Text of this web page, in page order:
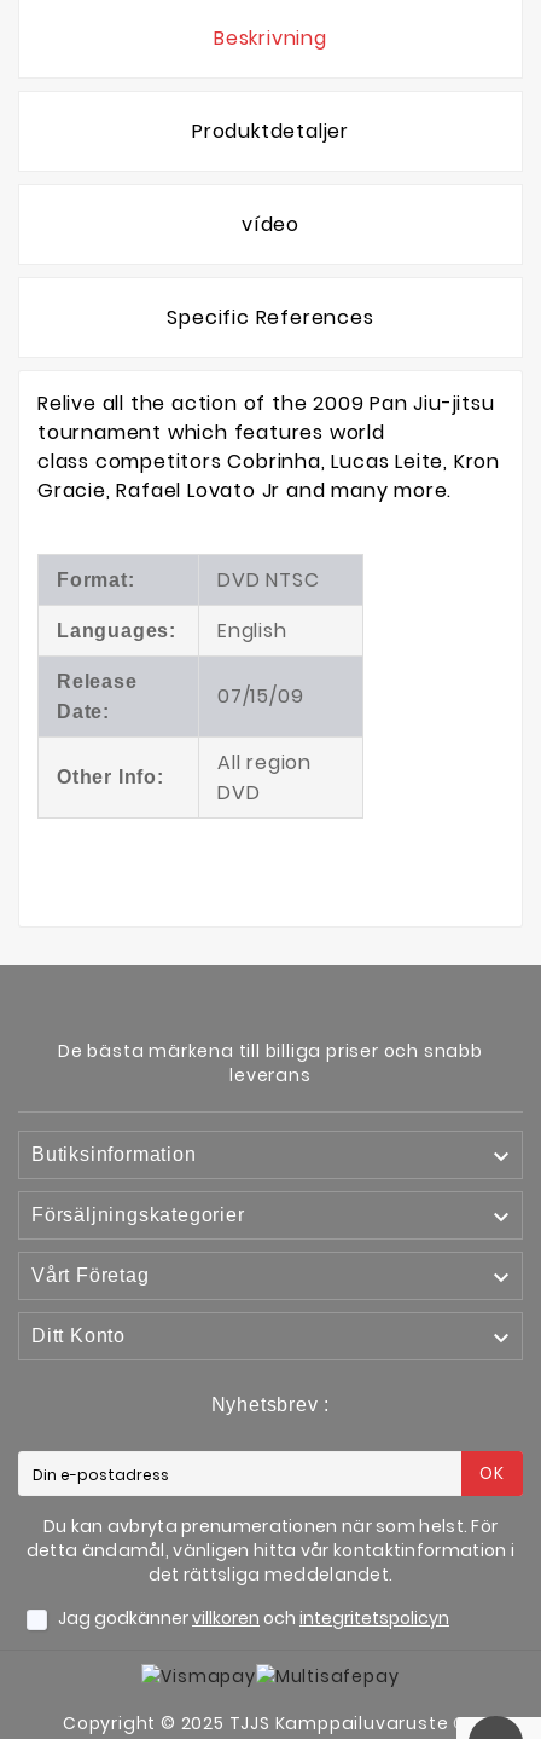
Beskrivning
Produktdetaljer
vídeo
Specific References
Relive all the action of the 2009 Pan Jiu-jitsu
tournament which features world
class competitors Cobrinha, Lucas Leite, Kron
Gracie, Rafael Lovato Jr and many more.
Format: DVD NTSC
Languages: English
Release
Date:
07/15/09
Other Info:
All region
DVD
De bästa märkena till billiga priser och snabb
leverans
Butiksinformation 
Försäljningskategorier 
Vårt Företag 
Ditt Konto 
Nyhetsbrev :
OK
Du kan avbryta prenumerationen när som helst. För
detta ändamål, vänligen hitta vår kontaktinformation i
det rättsliga meddelandet.
Jag godkännervillkoren och integritetspolicyn
Copyright © 2025 TJJS Kamppailuvaruste Oy